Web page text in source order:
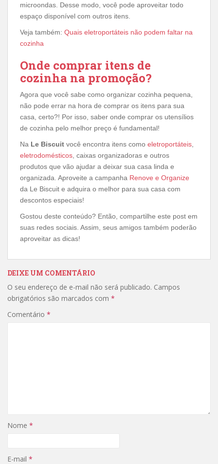
microondas. Desse modo, você pode aproveitar todo
espaço disponível com outros itens.
Veja também: Quais eletroportáteis não podem faltar na
cozinha
Onde comprar itens de
cozinha na promoção?
Agora que você sabe como organizar cozinha pequena,
não pode errar na hora de comprar os itens para sua
casa, certo?! Por isso, saber onde comprar os utensílios
de cozinha pelo melhor preço é fundamental!
Na Le Biscuit você encontra itens como eletroportáteis
eletrodomésticos , caixas organizadoras e outros
produtos que vão ajudar a deixar sua casa linda e
organizada. Aproveite a campanha Renove e Organize
da Le Biscuit e adquira o melhor para sua casa com
descontos especiais!
Gostou deste conteúdo? Então, compartilhe este post em
suas redes sociais. Assim, seus amigos também poderão
aproveitar as dicas!
DEIXE UM COMENTÁRIO
O seu endereço de e-mail não será publicado. Campos
obrigatórios são marcados com *
Comentário *
Nome *
E-mail *